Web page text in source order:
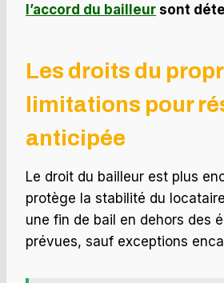
l’accord du bailleur sont
Les droits du
limitations pour
anticipée
Le droit du bailleur est plus
protège la stabilité du
une fin de bail en dehors des
prévues, sauf exceptions